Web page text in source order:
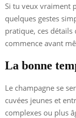
Si tu veux vraiment
quelques gestes
pratique, ces
commence avant
La bonne
Le champagne se
cuvées jeunes et
complexes ou plus